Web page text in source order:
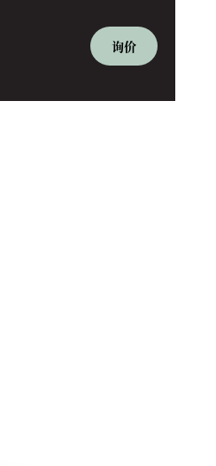
询价